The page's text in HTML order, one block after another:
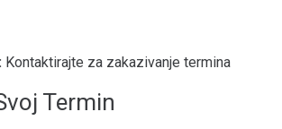
Kontaktirajte za zakazivanje termina
Termin